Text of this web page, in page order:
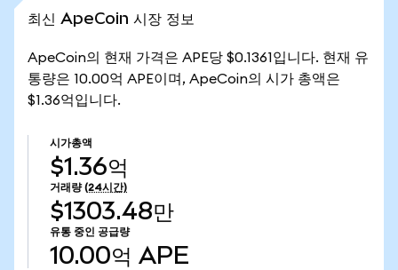
최신 ApeCoin 시장 정보
ApeCoin의 현재 가격은 APE당 $0.1361입니다. 현재 유
통량은 10.00억 APE이며, ApeCoin의 시가 총액은
$1.36억입니다.
시가총액
$1.36억
거래량 (24시간)
$1303.48만
유통 중인 공급량
10.00억 APE